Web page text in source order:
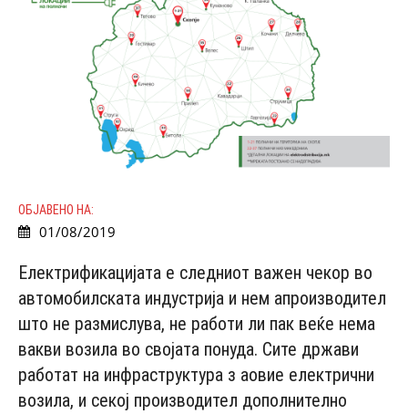
ОБЈАВЕНО НА:
01/08/2019
Електрификацијата е следниот важен чекор во
автомобилската индустрија и нем апроизводител
што не размислува, не работи ли пак веќе нема
вакви возила во својата понуда. Сите држави
работат на инфраструктура з аовие електрични
возила, и секој производител дополнително